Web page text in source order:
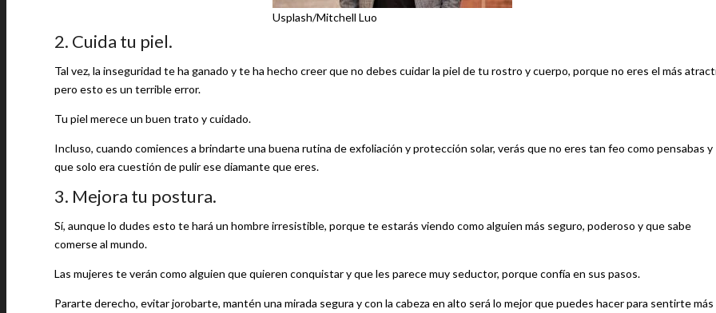
Usplash/Mitchell Luo
2. Cuida tu piel.
Tal vez, la inseguridad te ha ganado y te ha hecho creer que no debes cuidar la piel de tu rostro y cuerpo, porque no eres el más
pero esto es un terrible error.
Tu piel merece un buen trato y cuidado.
Incluso, cuando comiences a brindarte una buena rutina de exfoliación y protección solar, verás que no eres tan feo como pensabas y
que solo era cuestión de pulir ese diamante que eres.
3. Mejora tu postura.
Sí, aunque lo dudes esto te hará un hombre irresistible, porque te estarás viendo como alguien más seguro, poderoso y que sabe
comerse al mundo.
Las mujeres te verán como alguien que quieren conquistar y que les parece muy seductor, porque confía en sus pasos.
Pararte derecho, evitar jorobarte, mantén una mirada segura y con la cabeza en alto será lo mejor que puedes hacer para sentirte más